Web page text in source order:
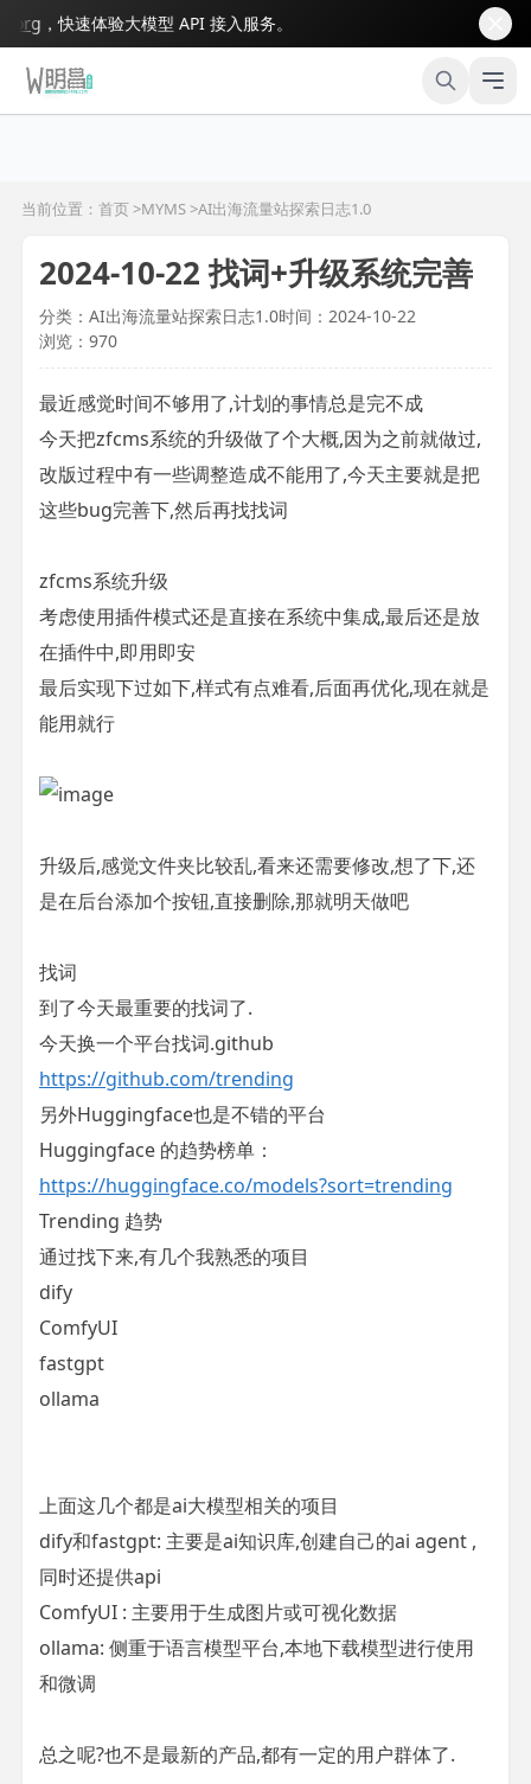
，快速体验大模型 API 接入服务。
当前位置：首页 >MYMS>AI出海流量站探索日志1.0
2024-10-22 找词+升级系统完善
分类：AI出海流量站探索日志1.0时间：2024-10-22
浏览：970
最近感觉时间不够用了,计划的事情总是完不成
今天把zfcms系统的升级做了个大概,因为之前就做过,
改版过程中有一些调整造成不能用了,今天主要就是把
这些bug完善下,然后再找找词
zfcms系统升级
考虑使用插件模式还是直接在系统中集成,最后还是放
在插件中,即用即安
最后实现下过如下,样式有点难看,后面再优化,现在就是
能用就行
升级后,感觉文件夹比较乱,看来还需要修改,想了下,还
是在后台添加个按钮,直接删除,那就明天做吧
找词
到了今天最重要的找词了.
今天换一个平台找词.github
https://github.com/trending
另外Huggingface也是不错的平台
Huggingface 的趋势榜单：
https://huggingface.co/models?sort=trending
Trending 趋势
通过找下来,有几个我熟悉的项目
dify
ComfyUI
fastgpt
ollama
上面这几个都是ai大模型相关的项目
dify和fastgpt: 主要是ai知识库,创建自己的ai agent ,
同时还提供api
ComfyUI : 主要用于生成图片或可视化数据
ollama: 侧重于语言模型平台,本地下载模型进行使用
和微调
总之呢?也不是最新的产品,都有一定的用户群体了.